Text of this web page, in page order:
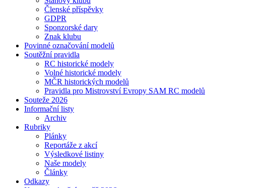
Členské příspěvky
GDPR
Sponzorské dary
Znak klubu
Povinné označování modelů
Soutěžní pravidla
RC historické modely
Volné historické modely
MČR historických modelů
Pravidla pro Mistrovství Evropy SAM RC modelů
Souteže 2026
Informační listy
Archiv
Rubriky
Plánky
Reportáže z akcí
Výsledkové listiny
Naše modely
Články
Odkazy